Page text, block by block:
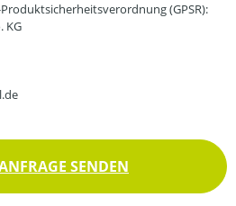
(GPSR):
KG
SENDEN